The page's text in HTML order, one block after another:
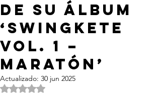
de su álbum
‘Swingkete
Vol. 1 –
Maratón’
Actualizado: 30 jun 2025
Obtuvo NaN de 5 estrellas.